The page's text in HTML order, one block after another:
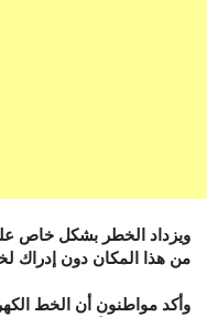
ويزداد الخطر بشكل خاص
من هذا المكان دون إدراك
وأكد مواطنون أن الخط